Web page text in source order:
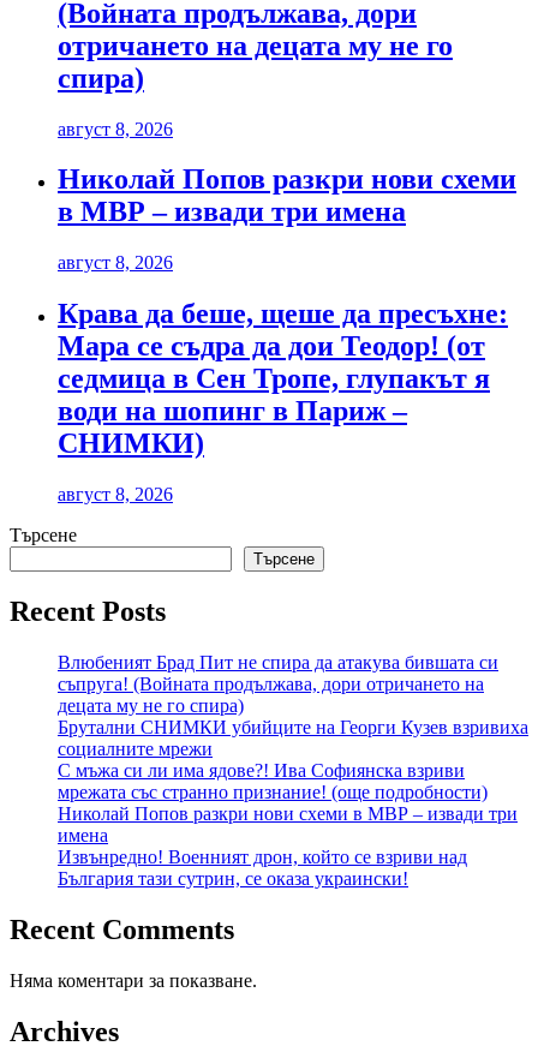
(Войната продължава, дори
отричането на децата му не го
спира)
август 8, 2026
Николай Попов разкри нови схеми
в МВР – извади три имена
август 8, 2026
Крава да беше, щеше да пресъхне:
Мара се съдра да дои Теодор! (от
седмица в Сен Тропе, глупакът я
води на шопинг в Париж –
СНИМКИ)
август 8, 2026
Търсене
Търсене
Recent Posts
Влюбеният Брад Пит не спира да атакува бившата си
съпруга! (Войната продължава, дори отричането на
децата му не го спира)
Брутални СНИМКИ убийците на Георги Кузев взривиха
социалните мрежи
С мъжа си ли има ядове?! Ива Софиянска взриви
мрежата със странно признание! (още подробности)
Николай Попов разкри нови схеми в МВР – извади три
имена
Извънредно! Военният дрон, който се взриви над
България тази сутрин, се оказа украински!
Recent Comments
Няма коментари за показване.
Archives